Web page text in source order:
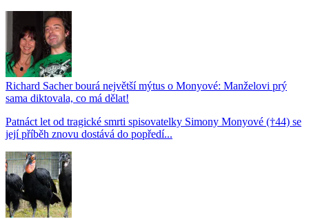
Richard Sacher bourá největší mýtus o Monyové: Manželovi prý
sama diktovala, co má dělat!
Patnáct let od tragické smrti spisovatelky Simony Monyové (†44) se
její příběh znovu dostává do popředí...